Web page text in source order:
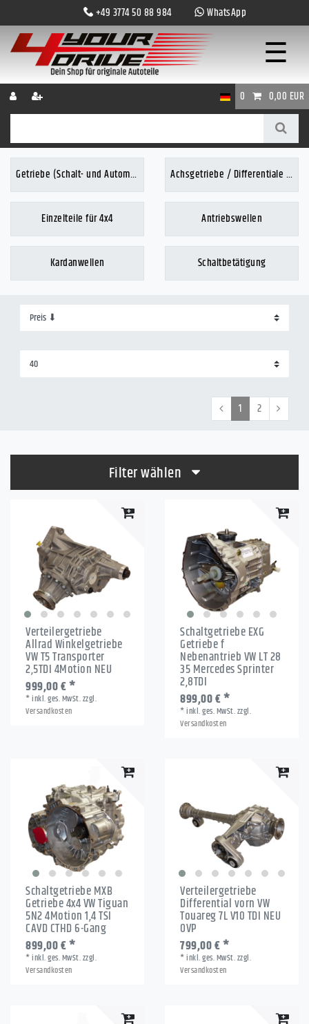
+49 3774 50 88 984 WhatsApp
☰
0 0,00 EUR
Getriebe (Schalt- und Automatik) Achsgetriebe / Differentiale (4x4)
Einzelteile für 4x4 Antriebswellen
Kardanwellen Schaltbetätigung
1 2
Filter wählen
Verteilergetriebe
Allrad Winkelgetriebe
VW T5 Transporter
2,5TDI 4Motion NEU
999,00 € *
*inkl. ges. MwSt.zzgl.
Versandkosten
Schaltgetriebe EXG
Getriebe f
Nebenantrieb VW LT 28
35 Mercedes Sprinter
2,8TDI
899,00 € *
*inkl. ges. MwSt.zzgl.
Versandkosten
Schaltgetriebe MXB
Getriebe 4x4 VW Tiguan
5N2 4Motion 1,4 TSI
CAVD CTHD 6-Gang
899,00 € *
*inkl. ges. MwSt.zzgl.
Versandkosten
Verteilergetriebe
Differential vorn VW
Touareg 7L V10 TDI NEU
OVP
799,00 € *
*inkl. ges. MwSt.zzgl.
Versandkosten